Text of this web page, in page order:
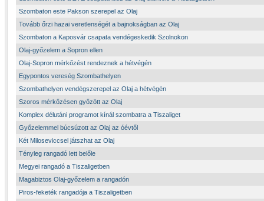
Szombaton este Pakson szerepel az Olaj
Tovább őrzi hazai veretlenségét a bajnokságban az Olaj
Szombaton a Kaposvár csapata vendégeskedik Szolnokon
Olaj-győzelem a Sopron ellen
Olaj-Sopron mérkőzést rendeznek a hétvégén
Egypontos vereség Szombathelyen
Szombathelyen vendégszerepel az Olaj a hétvégén
Szoros mérkőzésen győzött az Olaj
Komplex délutáni programot kínál szombatra a Tiszaliget
Győzelemmel búcsúzott az Olaj az óévtől
Két Miloseviccsel játszhat az Olaj
Tényleg rangadó lett belőle
Megyei rangadó a Tiszaligetben
Magabiztos Olaj-győzelem a rangadón
Piros-feketék rangadója a Tiszaligetben